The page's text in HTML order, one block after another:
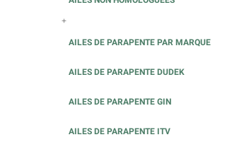
+
AILES DE PARAPENTE PAR MARQUE
AILES DE PARAPENTE DUDEK
AILES DE PARAPENTE GIN
AILES DE PARAPENTE ITV